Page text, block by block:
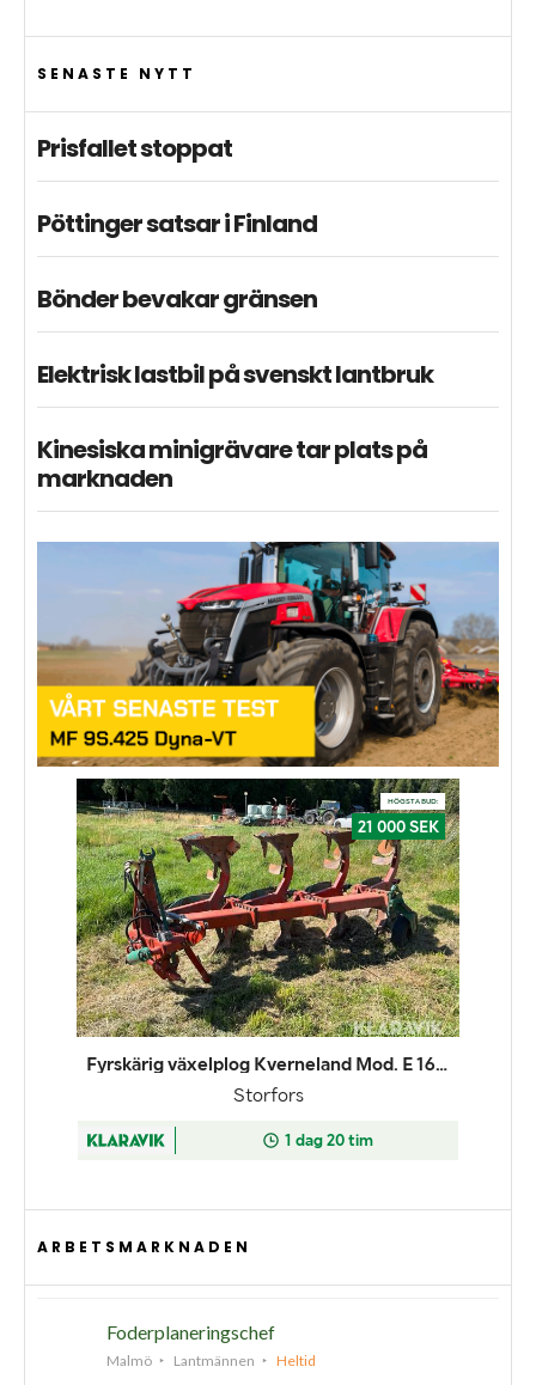
SENASTE NYTT
Prisfallet stoppat
Pöttinger satsar i Finland
Bönder bevakar gränsen
Elektrisk lastbil på svenskt lantbruk
Kinesiska minigrävare tar plats på
marknaden
ARBETSMARKNADEN
Foderplaneringschef
Malmö Lantmännen Heltid